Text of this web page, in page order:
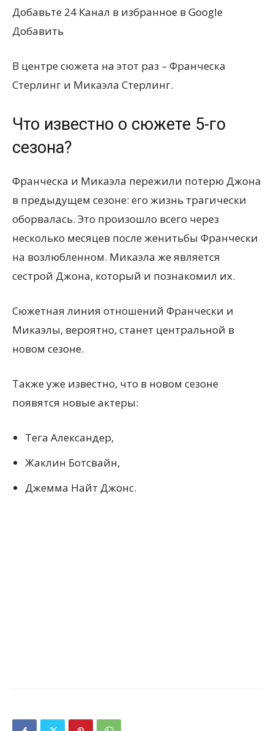
Добавьте 24 Канал в избранное в Google
Добавить
В центре сюжета на этот раз – Франческа
Стерлинг и Микаэла Стерлинг.
Что известно о сюжете 5-го
сезона?
Франческа и Микаэла пережили потерю Джона
в предыдущем сезоне: его жизнь трагически
оборвалась. Это произошло всего через
несколько месяцев после женитьбы Франчески
на возлюбленном. Микаэла же является
сестрой Джона, который и познакомил их.
Сюжетная линия отношений Франчески и
Микаэлы, вероятно, станет центральной в
новом сезоне.
Также уже известно, что в новом сезоне
появятся новые актеры:
Тега Александер,
Жаклин Ботсвайн,
Джемма Найт Джонс.